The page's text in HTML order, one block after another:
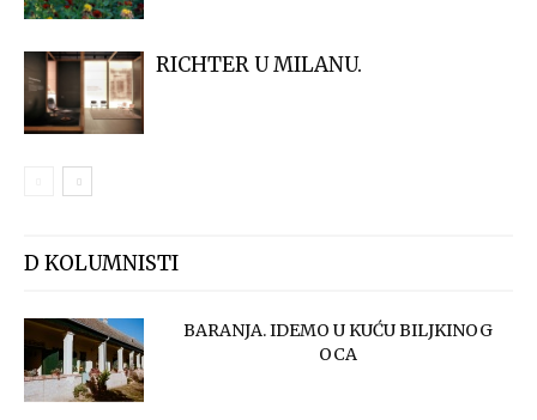
RICHTER U MILANU.
D KOLUMNISTI
BARANJA. IDEMO U KUĆU BILJKINOG
OCA